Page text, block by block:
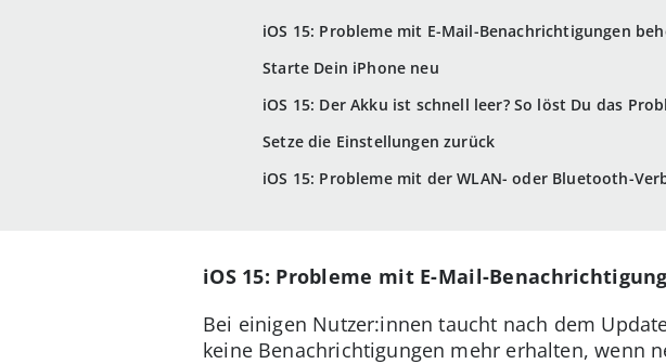
iOS 15: Probleme mit E-Mail-Benachrichtigungen
Starte Dein iPhone neu
iOS 15: Der Akku ist schnell leer? So löst Du das
Setze die Einstellungen zurück
iOS 15: Probleme mit der WLAN- oder Bluetooth-
iOS 15: Probleme mit E-Mail-
Bei einigen Nutzer:innen taucht nach dem
keine Benachrichtigungen mehr erhalten, wenn